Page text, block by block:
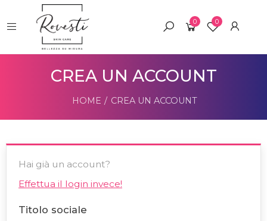
0 0
CREA UN ACCOUNT
HOME CREA UN ACCOUNT
Hai già un account?
Effettua il login invece!
Titolo sociale